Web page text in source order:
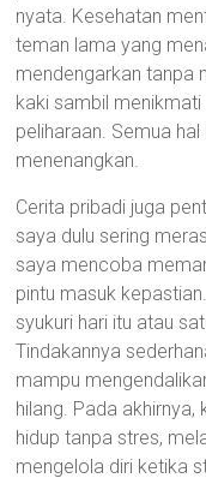
nyata. Kesehatan
teman lama yang
mendengarkan tanpa
kaki sambil
peliharaan. Semua
menenangkan.
Cerita pribadi juga
saya dulu sering
saya mencoba
pintu masuk
syukuri hari itu atau
Tindakannya
mampu
hilang. Pada
hidup tanpa stres,
mengelola diri ketika